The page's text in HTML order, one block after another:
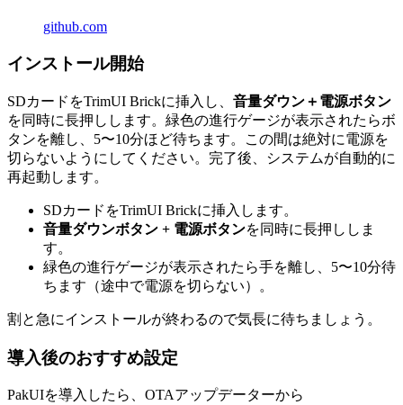
github.com
インストール開始
SDカードをTrimUI Brickに挿入し、 音量ダウン＋電源ボタン
を同時に長押しします。緑色の進行ゲージが表示されたらボ
タンを離し、5〜10分ほど待ちます。この間は絶対に電源を
切らないようにしてください。完了後、システムが自動的に
再起動します。
SDカードをTrimUI Brickに挿入します。
音量ダウンボタン + 電源ボタンを同時に長押ししま
す。
緑色の進行ゲージが表示されたら手を離し、5〜10分待
ちます（途中で電源を切らない）。
割と急にインストールが終わるので気長に待ちましょう。
導入後のおすすめ設定
PakUIを導入したら、OTAアップデーターから